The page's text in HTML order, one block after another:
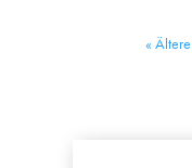
«